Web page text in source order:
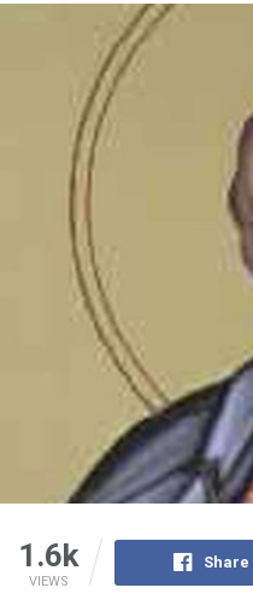
1.6k
VIEWS
Share